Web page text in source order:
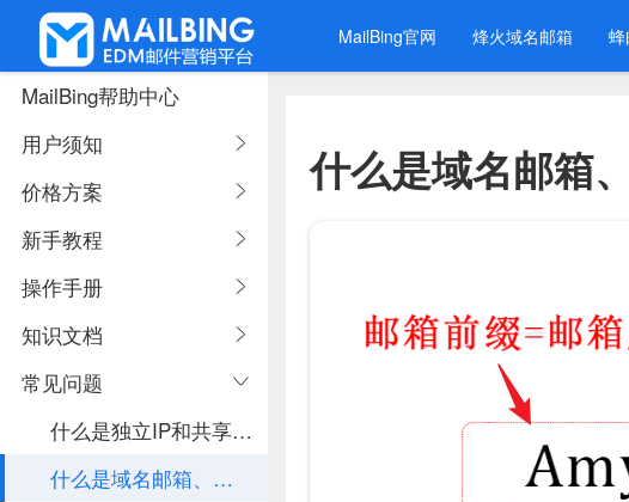
MailBing官网 烽火域名邮箱
MailBing帮助中心
用户须知
价格方案
新手教程
操作手册
知识文档
常见问题
什么是独立IP和共享IP，在邮箱群发邮件中独立IP有什么用？
什么是域名邮箱、也叫作企业邮箱？
什么是域名邮箱